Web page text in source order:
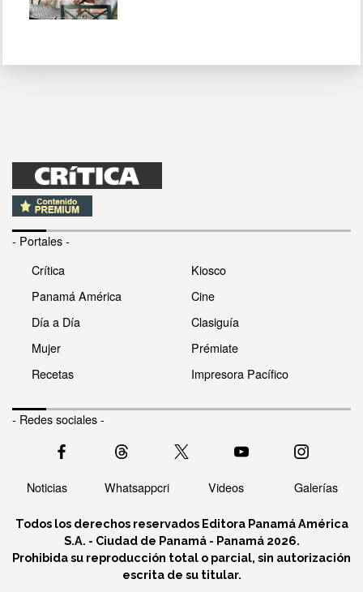
- Portales -
Crítica
Panamá América
Día a Día
Mujer
Recetas
Kiosco
Cine
Clasiguía
Prémiate
Impresora Pacífico
- Redes sociales -
Noticias Whatsappcri Videos Galerías
Todos los derechos reservados Editora Panamá América
S.A. - Ciudad de Panamá - Panamá 2026.
Prohibida su reproducción total o parcial, sin autorización
escrita de su titular.